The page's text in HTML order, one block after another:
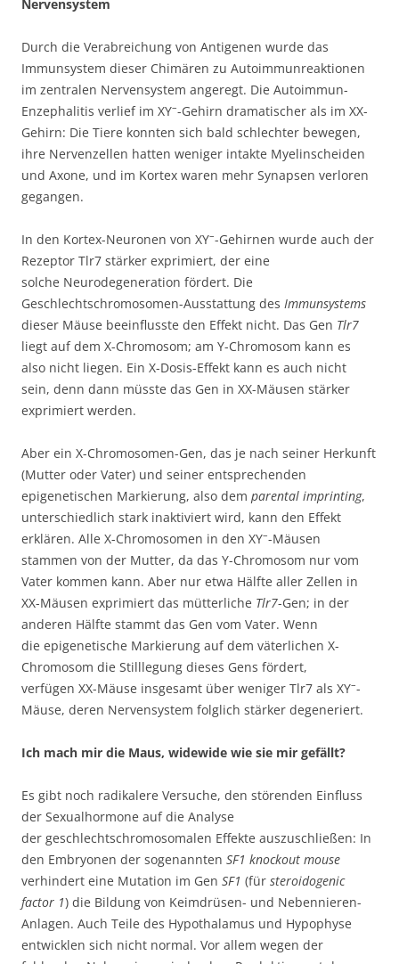
Nervensystem
Durch die Verabreichung von Antigenen wurde das
Immunsystem dieser Chimären zu Autoimmunreaktionen
im zentralen Nervensystem angeregt. Die Autoimmun-
Enzephalitis verlief im XY–-Gehirn dramatischer als im XX-
Gehirn: Die Tiere konnten sich bald schlechter bewegen,
ihre Nervenzellen hatten weniger intakte Myelinscheiden
und Axone, und im Kortex waren mehr Synapsen verloren
gegangen.
In den Kortex-Neuronen von XY–-Gehirnen wurde auch der
Rezeptor Tlr7 stärker exprimiert, der eine
solche Neurodegeneration fördert. Die
Geschlechtschromosomen-Ausstattung des Immunsystems
dieser Mäuse beeinflusste den Effekt nicht. Das Gen Tlr7
liegt auf dem X-Chromosom; am Y-Chromosom kann es
also nicht liegen. Ein X-Dosis-Effekt kann es auch nicht
sein, denn dann müsste das Gen in XX-Mäusen stärker
exprimiert werden.
Aber ein X-Chromosomen-Gen, das je nach seiner Herkunft
(Mutter oder Vater) und seiner entsprechenden
epigenetischen Markierung, also dem parental imprinting,
unterschiedlich stark inaktiviert wird, kann den Effekt
erklären. Alle X-Chromosomen in den XY–-Mäusen
stammen von der Mutter, da das Y-Chromosom nur vom
Vater kommen kann. Aber nur etwa Hälfte aller Zellen in
XX-Mäusen exprimiert das mütterliche Tlr7-Gen; in der
anderen Hälfte stammt das Gen vom Vater. Wenn
die epigenetische Markierung auf dem väterlichen X-
Chromosom die Stilllegung dieses Gens fördert,
verfügen XX-Mäuse insgesamt über weniger Tlr7 als XY–-
Mäuse, deren Nervensystem folglich stärker degeneriert.
Ich mach mir die Maus, widewide wie sie mir gefällt?
Es gibt noch radikalere Versuche, den störenden Einfluss
der Sexualhormone auf die Analyse
der geschlechtschromosomalen Effekte auszuschließen: In
den Embryonen der sogenannten SF1 knockout mouse
verhindert eine Mutation im Gen SF1 (für steroidogenic
factor 1) die Bildung von Keimdrüsen- und Nebennieren-
Anlagen. Auch Teile des Hypothalamus und Hypophyse
entwicklen sich nicht normal. Vor allem wegen der